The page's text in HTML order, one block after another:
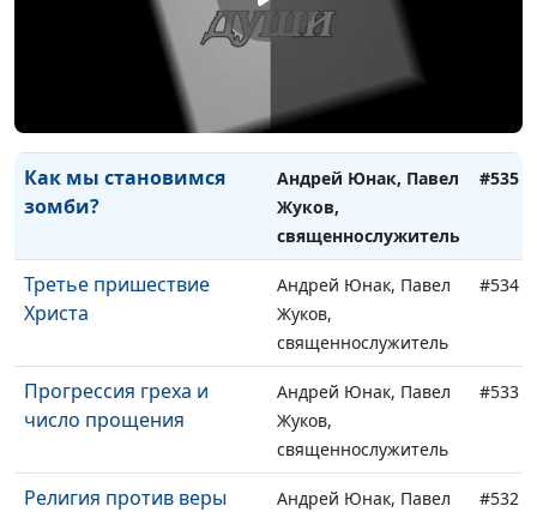
священнослужитель
Хороша ли излишняя
Жуков,
священнослужитель
Как мы становимся
зомби?
Андрей Юнак, Павел
Жуков,
священнослужитель
#535
Третье пришествие
Христа
Андрей Юнак, Павел
Жуков,
священнослужитель
#534
Прогрессия греха и
число прощения
Андрей Юнак, Павел
Жуков,
священнослужитель
#533
Религия против веры
Андрей Юнак, Павел
#532